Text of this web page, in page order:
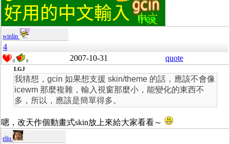
winlin
4
0 0 2007-10-31 quote
LGJ
我猜想，gcin 如果想支援 skin/theme 的話，應該不會像
icewm 那麼複雜，輸入視窗那麼小，能變化的東西不
多，所以，應該是簡單得多。
嗯，改天作個動畫式skin放上來給大家看看～
eliu